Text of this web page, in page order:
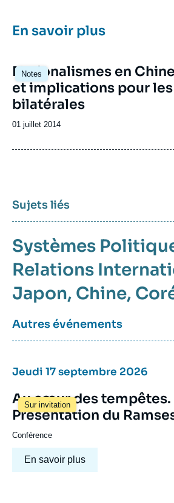
En savoir plus
Notes
Nationalismes en
et implications pour
bilatérales
Date
publication
01 juillet 2014
Sujets liés
Systèmes
Relations
Japon Chine
Autres événements
Jeudi 17 septembre 2026
Sur invitation
Au cœur des tempêtes.
Présentation du
Conférence
En savoir plus